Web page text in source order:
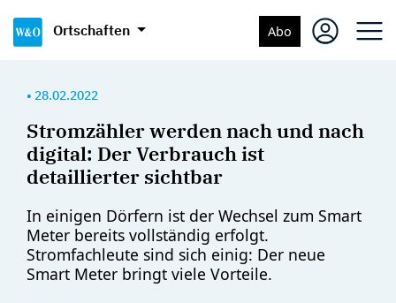
Ortschaften Abo
• 28.02.2022
Stromzähler werden nach und nach
digital: Der Verbrauch ist
detaillierter sichtbar
In einigen Dörfern ist der Wechsel zum Smart
Meter bereits vollständig erfolgt.
Stromfachleute sind sich einig: Der neue
Smart Meter bringt viele Vorteile.